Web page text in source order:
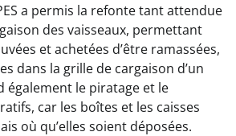
a permis la refonte tant attendue
des vaisseaux, permettant
et achetées d’être ramassées,
dans la grille de cargaison d’un
également le piratage et le
car les boîtes et les caisses
où qu’elles soient déposées.